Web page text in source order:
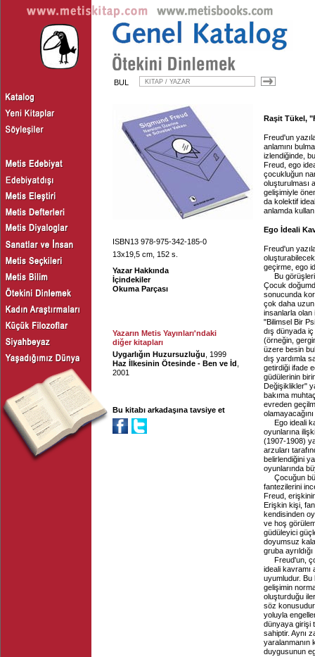
BUL
ISBN13 978-975-342-185-0
13x19,5 cm, 152 s.
Yazar Hakkında
İçindekiler
Okuma Parçası
Yazarın Metis Yayınları'ndaki
diğer kitapları
Uygarlığın Huzursuzluğu , 1999
Haz İlkesinin Ötesinde - Ben ve İd
2001
Bu kitabı arkadaşına tavsiye et
Raşit Tükel,
Freud'un
anlamını
izlendiğinde,
Freud, ego
çocukluğun
oluşturulması
gelişimiyle
da kolektif
anlamda
Ego İdeali
Freud'un
geçirme, ego
Bu
Çocuk
sonucunda
çok daha uzun
insanlarla olan
"Bilimsel Bir
dış dünyada
(örneğin,
üzere besin
dış yardımla
getirdiği ifade
güdülerinin
Değişiklikler"
bakıma
evreden
Ego ideali
oyunlarına
(1907-1908)
arzuları
belirlendiğini
oyunlarında
Çocuğun
fantezilerini
Freud,
Erişkin kişi,
kendisinden
ve hoş
güdüleyici
doyumsuz
gruba
Freud'un,
ideali kavramı
uyumludur. Bu
gelişimin
oluşturduğu
söz
yoluyla
dünyaya girişi
sahiptir. Aynı
yaralanmanın
duygusunun